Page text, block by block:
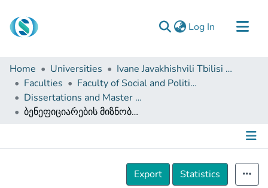
Log In (current)
Communities & Collections
Browse
Documentation
About Us
Home Universities
Ivane Javakhishvili Tbilisi State University
Faculties
Faculty of Social and Political Sciences
Dissertations and Master Theses
ბენეფიციარების მიზნობრივი სოციალური დახმარების პროგრამაზე დამოკიდებულების გამომწვევი ფაქტორები
Details
Export
Statistics